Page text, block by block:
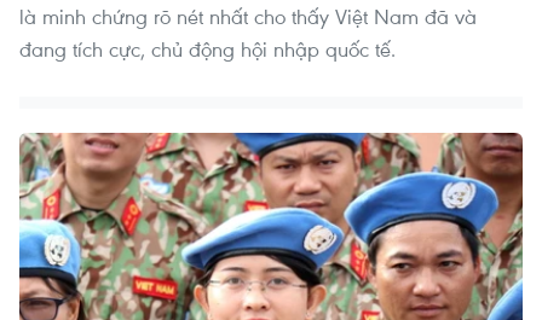
là minh chứng rõ nét nhất cho thấy Việt Nam đã và
đang tích cực, chủ động hội nhập quốc tế.